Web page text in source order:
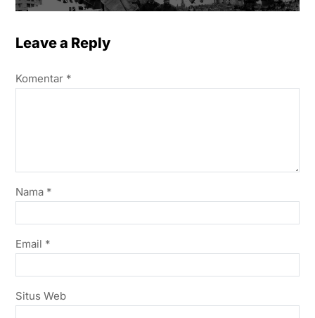
Leave a Reply
Komentar *
Nama *
Email *
Situs Web